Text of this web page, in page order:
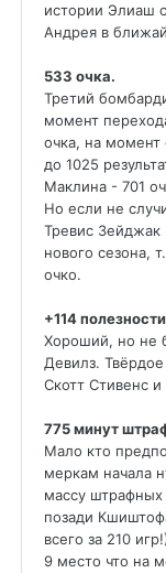
истории Элиаш
Андрея в
533 очка.
Третий
момент
очка, на момент
до 1025
Маклина - 701
Но если не
Тревис Зейджак
нового сезона,
очко.
+114
Хороший, но не
Девилз.
Скотт Стивенс
775 минут
Мало кто
меркам начала
массу штрафных
позади
всего за 210
9 место что на